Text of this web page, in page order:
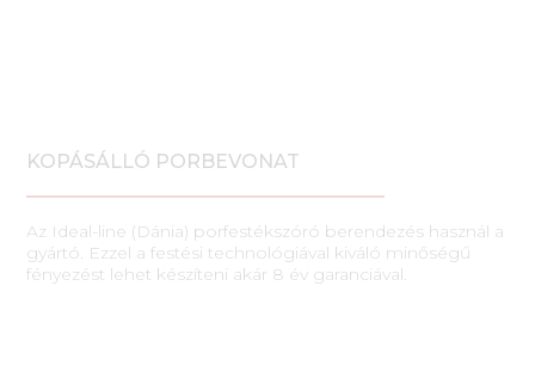
KOPÁSÁLLÓ PORBEVONAT
Az Ideal-line (Dánia) porfestékszóró berendezés használ a
gyártó. Ezzel a festési technológiával kiváló minőségű
fényezést lehet készíteni akár 8 év garanciával.